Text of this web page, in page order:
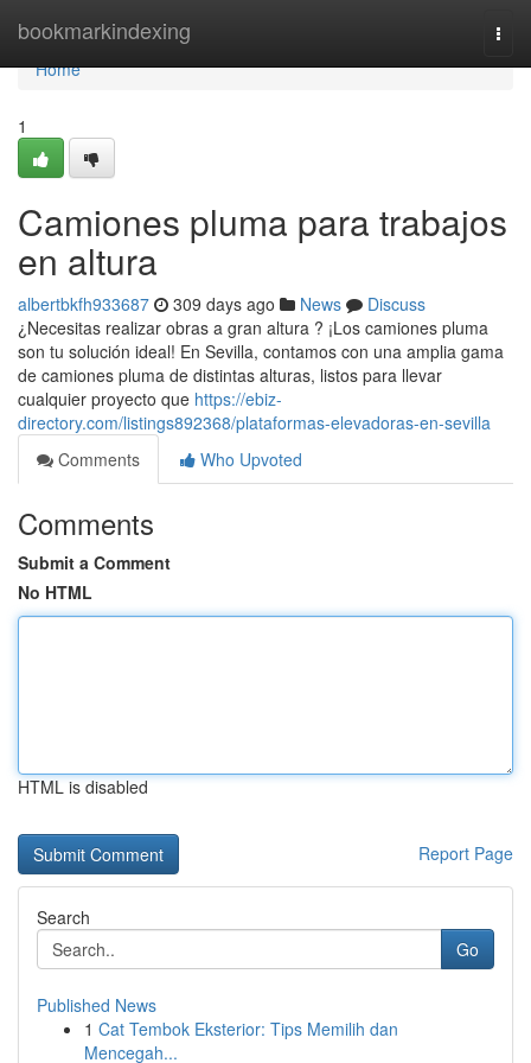
bookmarkindexing
Home
Home
1
Camiones pluma para trabajos
en altura
albertbkfh933687 309 days ago News
Discuss
¿Necesitas realizar obras a gran altura ? ¡Los camiones pluma
son tu solución ideal! En Sevilla, contamos con una amplia gama
de camiones pluma de distintas alturas, listos para llevar
cualquier proyecto que https://ebiz-
directory.com/listings892368/plataformas-elevadoras-en-sevilla
Comments
Who Upvoted
Comments
Submit a Comment
No HTML
HTML is disabled
Report Page
Search
Go
Published News
1 Cat Tembok Eksterior: Tips Memilih dan
Mencegah...